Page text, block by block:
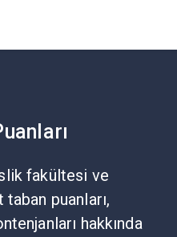
fakültesi ve
puanları,
hakkında